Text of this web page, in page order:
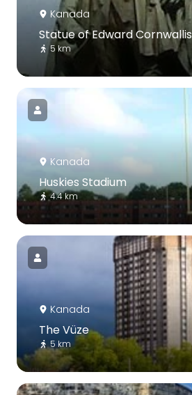
Kanada
Statue of Edward Cornwallis
5 km
Kanada
Huskies Stadium
4.4 km
Kanada
The Vüze
5 km